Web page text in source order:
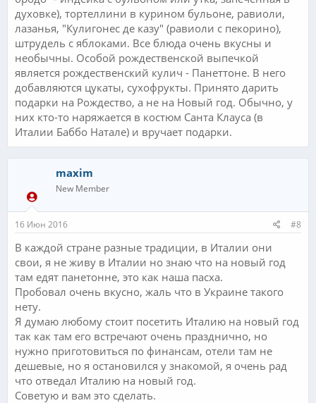
духовке), тортеллини в курином бульоне, равиоли,
лазанья, "Кулигонес де казу" (равиоли с пекорино),
штрудель с яблоками. Все блюда очень вкусны и
необычны. Особой рождественской выпечкой
является рождественский кулич - Панеттоне. В него
добавляются цукаты, сухофрукты. Принято дарить
подарки на Рождество, а не на Новый год. Обычно, у
них кто-то наряжается в костюм Санта Клауса (в
Италии Баббо Натале) и вручает подарки.
maxim
New Member
16 Июн 2016 #8
В каждой стране разные традиции, в Италии они
свои, я не живу в Италии но знаю что на новый год
там едят панетонне, это как наша пасха.
Пробовал очень вкусно, жаль что в Украине такого
нету.
Я думаю любому стоит посетить Италию на новый год
так как там его встречают очень празднично, но
нужно приготовиться по финансам, отели там не
дешевые, но я остановился у знакомой, я очень рад
что отведал Италию на новый год.
Советую и вам это сделать.